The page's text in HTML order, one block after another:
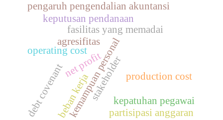
kemampuan personal
net profit
operating cost
production cost
fasilitas yang memadai
keputusan pendanaan
pengaruh pengendalian akuntansi
stakeholderkepatuhan pegawai
agresifitas
beban kerja partisipasi anggaran
debt covenant